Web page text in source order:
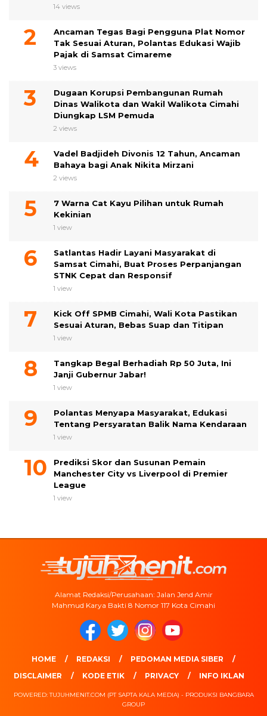
14 views
Ancaman Tegas Bagi Pengguna Plat Nomor
Tak Sesuai Aturan, Polantas Edukasi Wajib
Pajak di Samsat Cimareme
3 views
Dugaan Korupsi Pembangunan Rumah
Dinas Walikota dan Wakil Walikota Cimahi
Diungkap LSM Pemuda
2 views
Vadel Badjideh Divonis 12 Tahun, Ancaman
Bahaya bagi Anak Nikita Mirzani
2 views
7 Warna Cat Kayu Pilihan untuk Rumah
Kekinian
1 view
Satlantas Hadir Layani Masyarakat di
Samsat Cimahi, Buat Proses Perpanjangan
STNK Cepat dan Responsif
1 view
Kick Off SPMB Cimahi, Wali Kota Pastikan
Sesuai Aturan, Bebas Suap dan Titipan
1 view
Tangkap Begal Berhadiah Rp 50 Juta, Ini
Janji Gubernur Jabar!
1 view
Polantas Menyapa Masyarakat, Edukasi
Tentang Persyaratan Balik Nama Kendaraan
1 view
Prediksi Skor dan Susunan Pemain
Manchester City vs Liverpool di Premier
League
1 view
Alamat Redaksi/Perusahaan: Jalan Jend Amir
Mahmud Karya Bakti 8 Nomor 117 Kota Cimahi
HOME REDAKSI
PEDOMAN MEDIA SIBER
DISCLAIMER
KODE ETIK PRIVACY INFO IKLAN
POWERED: TUJUHMENIT.COM (PT SAPTA KALA MEDIA) - PRODUKSI BANGBARA
GROUP